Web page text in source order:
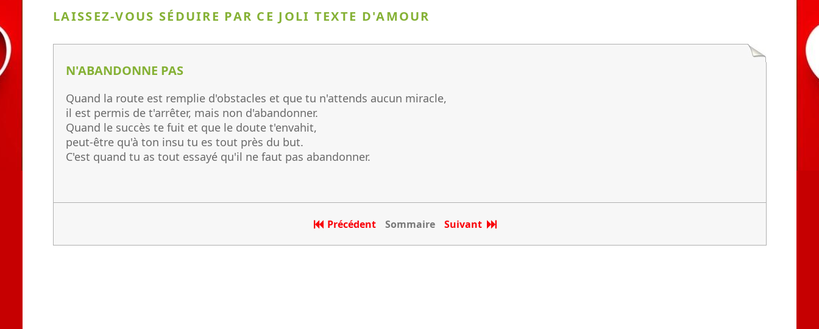
LAISSEZ-VOUS SÉDUIRE PAR CE JOLI TEXTE D'AMOUR
N'ABANDONNE PAS
Quand la route est remplie d'obstacles et que tu n'attends aucun miracle,
il est permis de t'arrêter, mais non d'abandonner.
Quand le succès te fuit et que le doute t'envahit,
peut-être qu'à ton insu tu es tout près du but.
C'est quand tu as tout essayé qu'il ne faut pas abandonner.
Précédent Sommaire Suivant